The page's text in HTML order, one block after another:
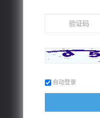
自动登录